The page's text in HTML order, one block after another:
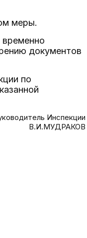
меры.
временно
документов
по
Инспекции
В.И.МУДРАКОВ